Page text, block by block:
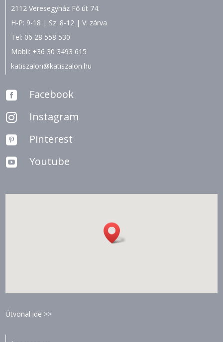
2112 Veresegyház Fő út 74.
H-P: 9-18 | Sz: 8-12 | V: zárva
Tel: 06 28 558 530
Mobil: +36 30 3493 615
katiszalon@katiszalon.hu
 Facebook
 Instagram
 Pinterest
 Youtube
Útvonal ide >>